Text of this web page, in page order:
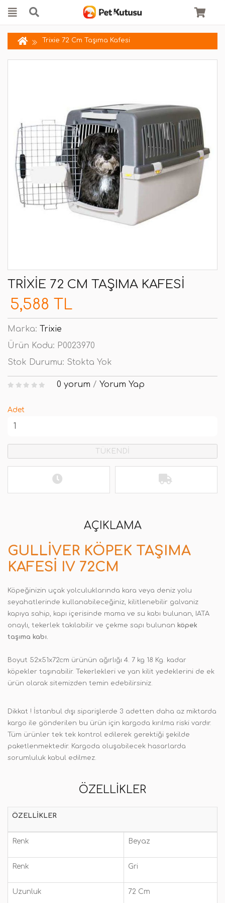
Trixie 72 Cm Taşıma Kafesi
TRIXIE 72 CM TAŞIMA KAFESI
5,588 TL
Marka: Trixie
Ürün Kodu: P0023970
Stok Durumu: Stokta Yok
0 yorum / Yorum Yap
Adet
TÜKENDİ
AÇIKLAMA
GULLIVER KÖPEK TAŞIMA
KAFESI IV 72CM
Köpeğinizin uçak yolculuklarında kara veya deniz yolu
seyahatlerinde kullanabileceğiniz, kilitlenebilir galvaniz
kapıya sahip, kapı içerisinde mama ve su kabı bulunan, IATA
onaylı, tekerlek takılabilir ve çekme sapı bulunan köpek
taşıma kabı.
Boyut 52x51x72cm ürünün ağırlığı 4. 7 kg 18 Kg. kadar
köpekler taşınabilir. Tekerlekleri ve yan kilit yedeklerini de ek
ürün olarak sitemizden temin edebilirsiniz.
Dikkat ! İstanbul dışı siparişlerde 3 adetten daha az miktarda
kargo ile gönderilen bu ürün için kargoda kırılma riski vardır.
Tüm ürünler tek tek kontrol edilerek gerektiği şekilde
paketlenmektedir. Kargoda oluşabilecek hasarlarda
sorumluluk kabul edilmez.
ÖZELLIKLER
ÖZELLIKLER
Renk Beyaz
Renk Gri
Uzunluk 72 Cm